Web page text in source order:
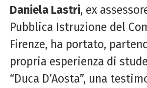
Daniela Lastri, ex
Pubblica Istruzione del
Firenze, ha portato,
propria esperienza di
“Duca D’Aosta”, una